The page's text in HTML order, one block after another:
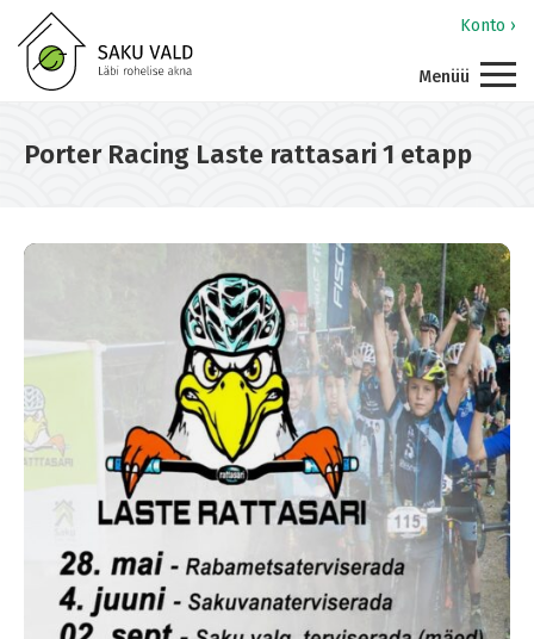
Konto ›
Menüü
Porter Racing Laste rattasari 1 etapp